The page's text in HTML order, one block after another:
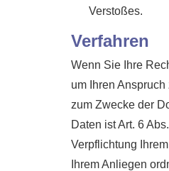
Verstoßes.
Verfahren
Wenn Sie Ihre
um Ihren
zum Zwecke der
Daten ist Art. 6
Verpflichtung
Ihrem Anliegen